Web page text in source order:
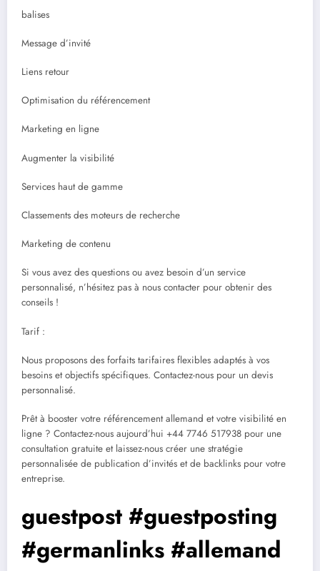
balises
Message d’invité
Liens retour
Optimisation du référencement
Marketing en ligne
Augmenter la visibilité
Services haut de gamme
Classements des moteurs de recherche
Marketing de contenu
Si vous avez des questions ou avez besoin d’un service
personnalisé, n’hésitez pas à nous contacter pour obtenir des
conseils !
Tarif :
Nous proposons des forfaits tarifaires flexibles adaptés à vos
besoins et objectifs spécifiques. Contactez-nous pour un devis
personnalisé.
Prêt à booster votre référencement allemand et votre visibilité en
ligne ? Contactez-nous aujourd’hui +44 7746 517938 pour une
consultation gratuite et laissez-nous créer une stratégie
personnalisée de publication d’invités et de backlinks pour votre
entreprise.
guestpost #guestposting
#germanlinks #allemand